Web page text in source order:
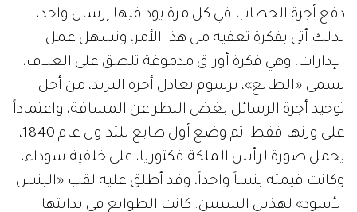
دفع أجرة الخطاب في كل مرة يود فيها إرسال واحد،
لذلك أتى بفكرة تعفيه من هذا الأمر، وتسهل عمل
الإدارات، وهي فكرة أوراق مدموغة تلصق على الغلاف،
تسمى «الطابع»، برسوم تعادل أجرة البريد، من أجل
توحيد أجرة الرسائل بغض النظر عن المسافة، واعتماداً
على وزنها فقط. تم وضع أول طابع للتداول عام 1840،
يحمل صورة لرأس الملكة فكتوريا، على خلفية سوداء،
وكانت قيمته بنساً واحداً، وقد أطلق عليه لقب «البنس
الأسود» لهذين السببين. كانت الطوابع في بدايتها